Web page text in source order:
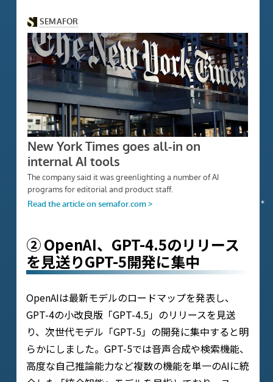
② OpenAI、GPT-4.5のリリース
を見送りGPT-5開発に集中
OpenAIは最新モデルのロードマップを発表し、
GPT-4の小改良版「GPT-4.5」のリリースを見送
り、次世代モデル「GPT-5」の開発に集中すると明
らかにしました。GPT-5では音声合成や検索機能、
高度な自己推論能力など複数の機能を単一のAIに統